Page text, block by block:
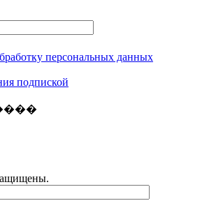
персональных данных
подпиской